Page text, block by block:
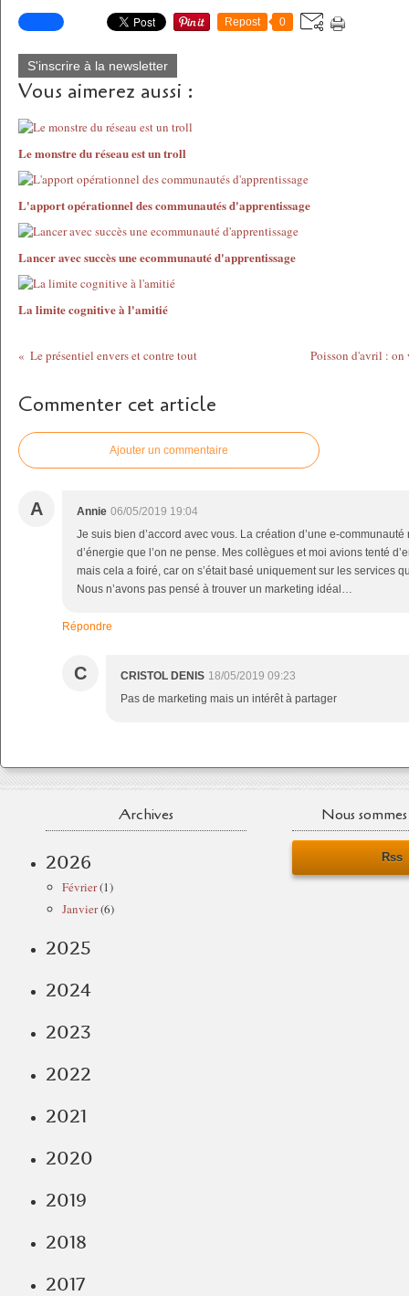
Repost 0
S'inscrire à la newsletter
Vous aimerez aussi :
Le monstre du réseau est un troll
L'apport opérationnel des communautés d'apprentissage
Lancer avec succès une ecommunauté d'apprentissage
La limite cognitive à l'amitié
Le présentiel envers et contre tout Poisson d'avril : on
Commenter cet article
Ajouter un commentaire
A Annie 06/05/2019 19:04
Je suis bien d’accord avec vous. La création d’une e-
d’énergie que l’on ne pense. Mes collègues et moi avions tenté
mais cela a foiré, car on s’était basé uniquement sur les services
Nous n’avons pas pensé à trouver un marketing idéal…
Répondre
C CRISTOL DENIS 18/05/2019 09:23
Pas de marketing mais un intérêt à partager
Archives
2026
Février(1)
Janvier(6)
2025
2024
2023
2022
2021
2020
2019
2018
2017
Nous
Rss